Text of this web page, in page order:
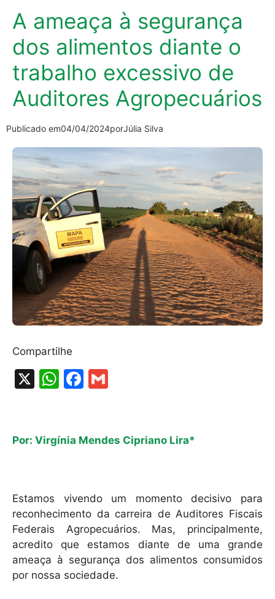
A ameaça à segurança
dos alimentos diante o
trabalho excessivo de
Auditores Agropecuários
Publicado em04/04/2024porJúlia Silva
Compartilhe
X
W
s
p
F
e
o
k
l
Por: Virgínia Mendes Cipriano Lira*
Estamos vivendo um momento decisivo para
reconhecimento da carreira de Auditores Fiscais
Federais Agropecuários. Mas, principalmente,
acredito que estamos diante de uma grande
ameaça à segurança dos alimentos consumidos
por nossa sociedade.